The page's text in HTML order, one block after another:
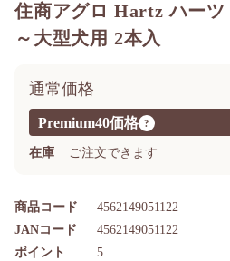
住商アグロ Hartz ハーツ
～大型犬用 2本入
Premium40価格 ?
通常価格
在庫 ご注文できます
商品コード 4562149051122
ポイント 5
JANコード 4562149051122